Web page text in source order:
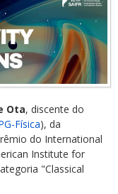
Ota, discente do
Física), da
do International
Institute for
"Classical